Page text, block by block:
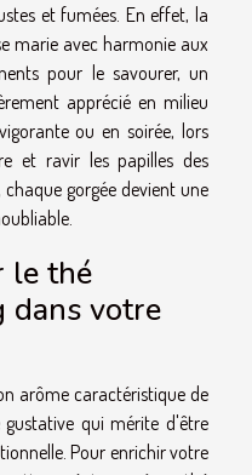
et fumées. En effet, la
marie avec harmonie aux
pour le savourer, un
apprécié en milieu
ou en soirée, lors
et ravir les papilles des
gorgée devient une
le thé
dans votre
arôme caractéristique de
qui mérite d'être
Pour enrichir votre